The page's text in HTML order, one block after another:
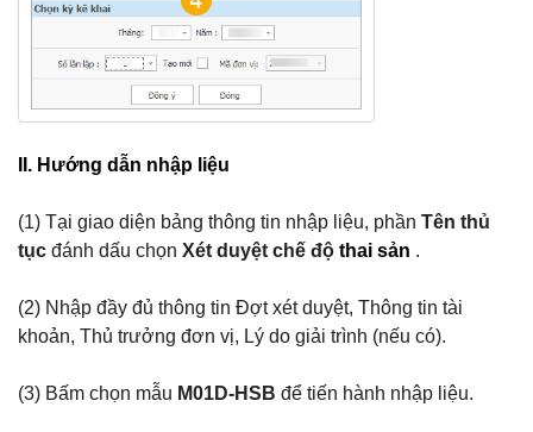
II. Hướng dẫn nhập liệu
(1) Tại giao diện bảng thông tin nhập liệu, phần Tên thủ
tục đánh dấu chọn Xét duyệt chế độ thai sản .
(2) Nhập đầy đủ thông tin Đợt xét duyệt, Thông tin tài
khoản, Thủ trưởng đơn vị, Lý do giải trình (nếu có).
(3) Bấm chọn mẫu M01D-HSB để tiến hành nhập liệu.